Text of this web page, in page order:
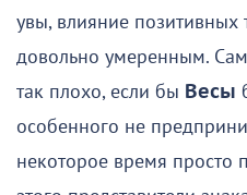
увы, влияние позитивных
довольно умеренным.
так плохо, если бы Весы
особенного не
некоторое время просто